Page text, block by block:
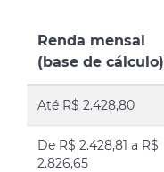
Renda mensal
(base de cálculo)
Até R$ 2.428,80
De R$ 2.428,81 a R$
2.826,65